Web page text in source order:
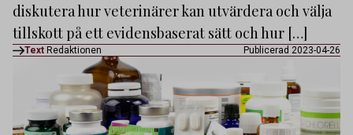
diskutera hur veterinärer kan utvärdera och välja
tillskott på ett evidensbaserat sätt och hur […]
Text Redaktionen Publicerad 2023-04-26